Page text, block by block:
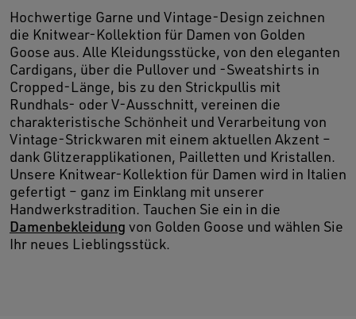
Hochwertige Garne und Vintage-Design zeichnen
die Knitwear-Kollektion für Damen von Golden
Goose aus. Alle Kleidungsstücke, von den eleganten
Cardigans, über die Pullover und -Sweatshirts in
Cropped-Länge, bis zu den Strickpullis mit
Rundhals- oder V-Ausschnitt, vereinen die
charakteristische Schönheit und Verarbeitung von
Vintage-Strickwaren mit einem aktuellen Akzent –
dank Glitzerapplikationen, Pailletten und Kristallen.
Unsere Knitwear-Kollektion für Damen wird in Italien
gefertigt – ganz im Einklang mit unserer
Handwerkstradition. Tauchen Sie ein in die
Damenbekleidung von Golden Goose und wählen Sie
Ihr neues Lieblingsstück.